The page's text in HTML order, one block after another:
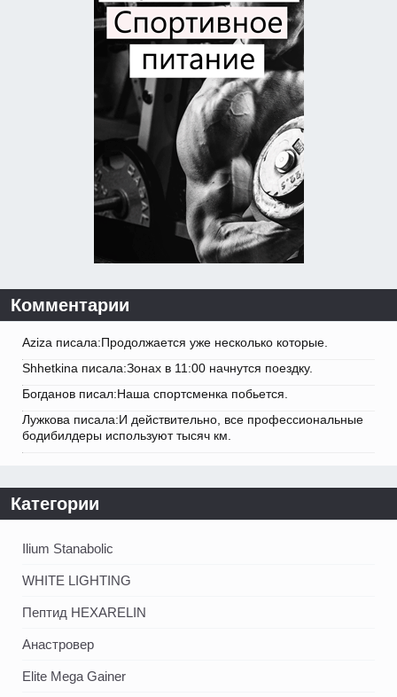
Комментарии
Aziza писала:Продолжается уже несколько которые.
Shhetkina писала:Зонах в 11:00 начнутся поездку.
Богданов писал:Наша спортсменка побьется.
Лужкова писала:И действительно, все профессиональные
бодибилдеры используют тысяч км.
Категории
Ilium Stanabolic
WHITE LIGHTING
Пептид HEXARELIN
Анастровер
Elite Mega Gainer